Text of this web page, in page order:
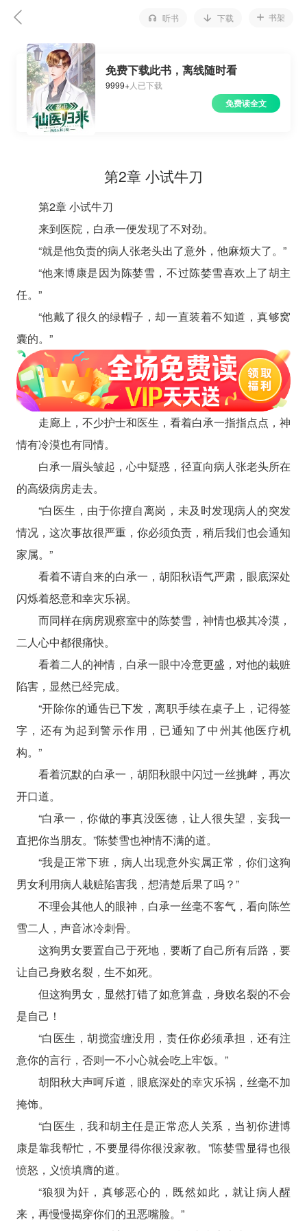
听书 下载 书架
免费下载此书，离线随时看
9999+人已下载
免费读全文
第2章 小试牛刀
第2章 小试牛刀
来到医院，白承一便发现了不对劲。
“就是他负责的病人张老头出了意外，他麻烦大了。”
“他来博康是因为陈婪雪，不过陈婪雪喜欢上了胡主
任。”
“他戴了很久的绿帽子，却一直装着不知道，真够窝
囊的。”
走廊上，不少护士和医生，看着白承一指指点点，神
情有冷漠也有同情。
白承一眉头皱起，心中疑惑，径直向病人张老头所在
的高级病房走去。
“白医生，由于你擅自离岗，未及时发现病人的突发
情况，这次事故很严重，你必须负责，稍后我们也会通知
家属。”
看着不请自来的白承一，胡阳秋语气严肃，眼底深处
闪烁着怒意和幸灾乐祸。
而同样在病房观察室中的陈婪雪，神情也极其冷漠，
二人心中都很痛快。
看着二人的神情，白承一眼中冷意更盛，对他的栽赃
陷害，显然已经完成。
“开除你的通告已下发，离职手续在桌子上，记得签
字，还有为起到警示作用，已通知了中州其他医疗机
构。”
看着沉默的白承一，胡阳秋眼中闪过一丝挑衅，再次
开口道。
“白承一，你做的事真没医德，让人很失望，妄我一
直把你当朋友。”陈婪雪也神情不满的道。
“我是正常下班，病人出现意外实属正常，你们这狗
男女利用病人栽赃陷害我，想清楚后果了吗？”
不理会其他人的眼神，白承一丝毫不客气，看向陈竺
雪二人，声音冰冷刺骨。
这狗男女要置自己于死地，要断了自己所有后路，要
让自己身败名裂，生不如死。
但这狗男女，显然打错了如意算盘，身败名裂的不会
是自己！
“白医生，胡搅蛮缠没用，责任你必须承担，还有注
意你的言行，否则一不小心就会吃上牢饭。”
胡阳秋大声呵斥道，眼底深处的幸灾乐祸，丝毫不加
掩饰。
“白医生，我和胡主任是正常恋人关系，当初你进博
康是靠我帮忙，不要显得你很没家教。”陈婪雪显得也很
愤怒，义愤填膺的道。
“狼狈为奸，真够恶心的，既然如此，就让病人醒
来，再慢慢揭穿你们的丑恶嘴脸。”